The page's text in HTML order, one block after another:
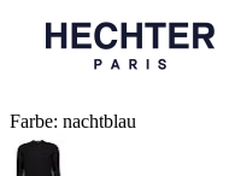
Farbe: nachtblau